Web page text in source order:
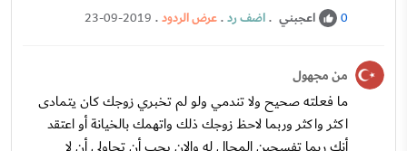
0 اعجبني .اضف رد.عرض الردود.
23-09-2019
من مجهول
ما فعلته صحيح ولا تندمي ولو لم تخبري زوجك كان يتمادى
اكثر واكثر وربما لاحظ زوجك ذلك واتهمك بالخيانة أو اعتقد